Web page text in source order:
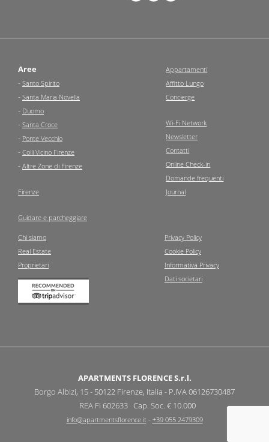
Aree
- Santo Spirito
- Santa Maria Novella
- Duomo
- Santa Croce
- Ponte Vecchio
- Colli Vicino Firenze
- Altre Zone di Firenze
Firenze
Guidare e parcheggiare
Appartamenti
Affitto Lungo
Concierge
Wi-Fi Network
Newsletter
Contatti
Online Check-in
Domande frequenti
Journal
Chi siamo
Real Estate
Proprietari
Privacy Policy
Cookie Policy
Informativa Privacy
Dati societari
APARTMENTS FLORENCE S.r.l.
Borgo Albizi, 15 - 50122 Firenze, Italia - P.IVA 06126730487
REA FI 602633 Cap. Soc. € 10.000
info@apartmentsflorence.it- +39 055 2479309